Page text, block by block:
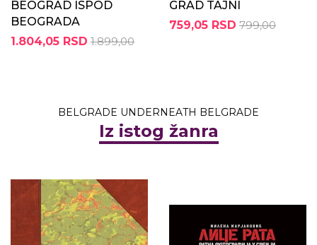
BEOGRAD ISPOD
BEOGRADA
1.804,05 RSD 1.899,00
GRAD TAJNI
759,05 RSD 799,00
BELGRADE UNDERNEATH BELGRADE
Iz istog žanra